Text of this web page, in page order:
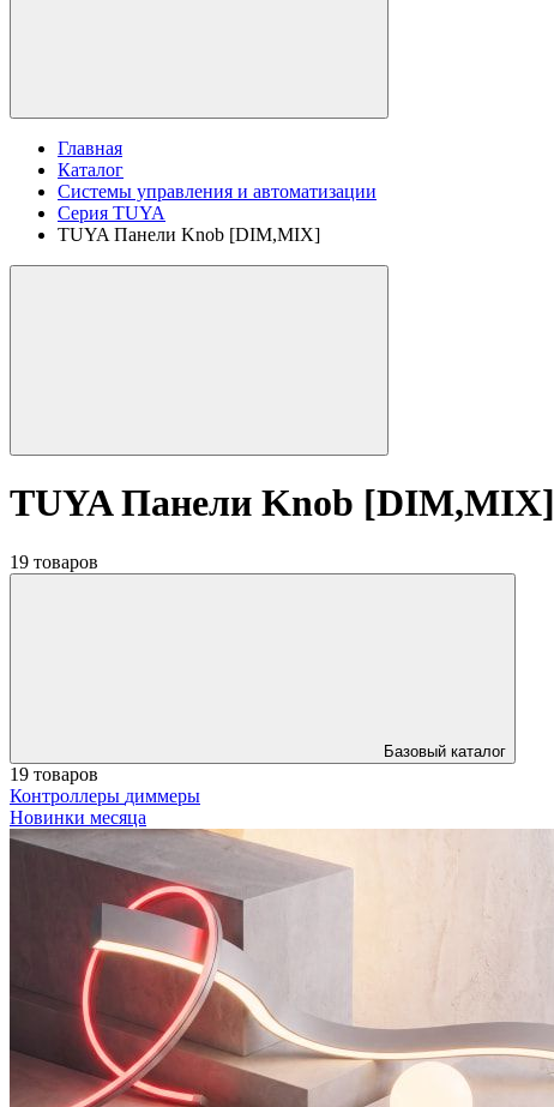
Главная
Каталог
Системы управления и автоматизации
Серия TUYA
TUYA Панели Knob [DIM,MIX]
TUYA Панели Knob [DIM,MIX]
19 товаров
Базовый каталог
19 товаров
Контроллеры диммеры
Новинки месяца